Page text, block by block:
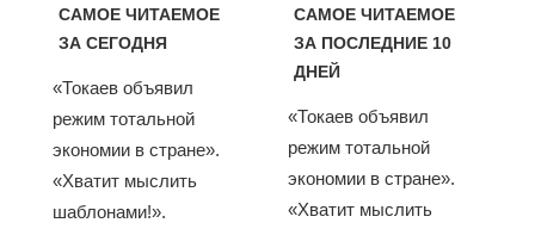
САМОЕ ЧИТАЕМОЕ
ЗА СЕГОДНЯ
«Токаев объявил
режим тотальной
экономии в стране».
«Хватит мыслить
шаблонами!».
САМОЕ ЧИТАЕМОЕ
ЗА ПОСЛЕДНИЕ 10
ДНЕЙ
«Токаев объявил
режим тотальной
экономии в стране».
«Хватит мыслить